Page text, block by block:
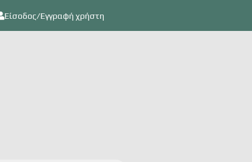
Είσοδος/Εγγραφή χρήστη